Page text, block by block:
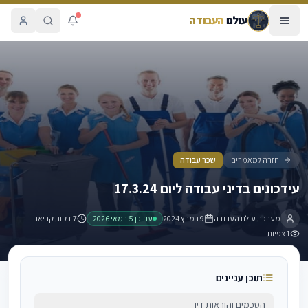
עולםהעבודה
עידכונים בדיני עבודה ליום 17.3.24
חזרה למאמרים שכר עבודה
עידכונים בדיני עבודה ליום 17.3.24
מערכת עולם העבודה 9 במרץ 2024 עודכן 5 במאי 2026
7 דקות קריאה
1צפיות
תוכן עניינים
הסכמים והוראות דין